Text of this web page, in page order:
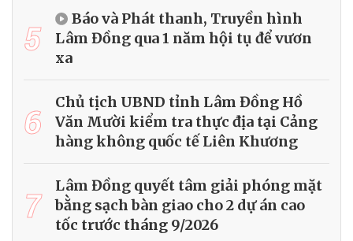
5
Báo và Phát thanh, Truyền hình
Lâm Đồng qua 1 năm hội tụ để vươn
xa
6
Chủ tịch UBND tỉnh Lâm Đồng Hồ
Văn Mười kiểm tra thực địa tại Cảng
hàng không quốc tế Liên Khương
7
Lâm Đồng quyết tâm giải phóng mặt
bằng sạch bàn giao cho 2 dự án cao
tốc trước tháng 9/2026